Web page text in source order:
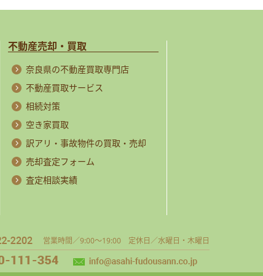
不動産売却・買取
奈良県の不動産買取専門店
不動産買取サービス
相続対策
空き家買取
訳アリ・事故物件の買取・売却
売却査定フォーム
査定相談実績
営業時間／9:00～19:00 定休日／水曜日・木曜日